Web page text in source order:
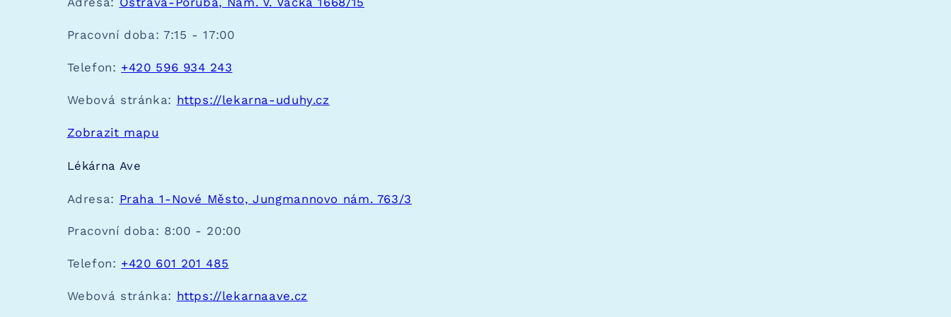
Pracovní doba: 7:15 - 17:00
Telefon: +420 596 934 243
Webová stránka: https://lekarna-uduhy.cz
Zobrazit mapu
Lékárna Ave
Adresa: Praha 1-Nové Město, Jungmannovo nám. 763/3
Pracovní doba: 8:00 - 20:00
Telefon: +420 601 201 485
Webová stránka: https://lekarnaave.cz